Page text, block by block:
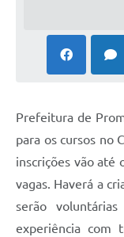
Internet Gratuita
Lançadoria
Diário Oficial
Prefeitura de
para os cursos no
inscrições vão até
vagas. Haverá a
serão
experiência com